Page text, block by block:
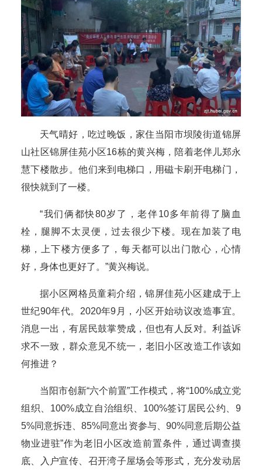
天气晴好，吃过晚饭，家住当阳市坝陵街道锦屏
山社区锦屏佳苑小区16栋的黄兴梅，陪着老伴儿郑永
慧下楼散步。他们来到电梯口，用磁卡刷开电梯门，
很快就到了一楼。
“我们俩都快80岁了，老伴10多年前得了脑血
栓，腿脚不太灵便，过去很少下楼。现在加装了电
梯，上下楼方便多了，每天都可以出门散心，心情
好，身体也更好了。”黄兴梅说。
据小区网格员童莉介绍，锦屏佳苑小区建成于上
世纪90年代。2020年9月，小区开始动议改造事宜。
消息一出，有居民鼓掌赞成，但也有人反对。利益诉
求不一致，群众意见不统一，老旧小区改造工作该如
何推进？
当阳市创新“六个前置”工作模式，将“100%成立党
组织、100%成立自治组织、100%签订居民公约、9
5%同意拆违、85%同意出资参与、90%同意后期公益
物业进驻”作为老旧小区改造前置条件，通过调查摸
底、入户宣传、召开湾子屋场会等形式，充分发动居